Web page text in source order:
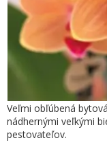
Veľmi obľúbená
nádhernými veľkými
pestovateľov.